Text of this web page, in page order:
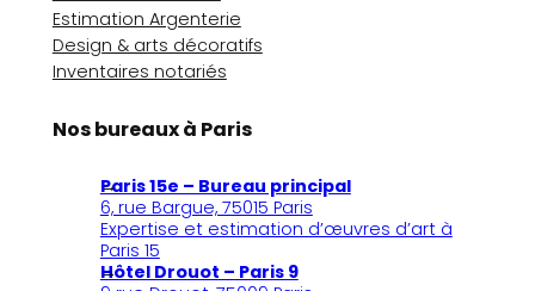
Estimation Argenterie
Design & arts décoratifs
Inventaires notariés
Nos bureaux à Paris
Paris 15e – Bureau principal
6, rue Bargue, 75015 Paris
Expertise et estimation d’œuvres d’art à
Paris 15
Hôtel Drouot – Paris 9